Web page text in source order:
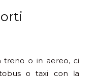
treno o in aereo, ci
o taxi con la